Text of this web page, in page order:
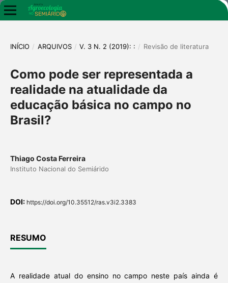
INÍCIO / ARQUIVOS / V. 3 N. 2 (2019): : / Revisão de literatura
Como pode ser representada a
realidade na atualidade da
educação básica no campo no
Brasil?
Thiago Costa Ferreira
Instituto Nacional do Semiárido
DOI: https://doi.org/10.35512/ras.v3i2.3383
RESUMO
A realidade atual do ensino no campo neste país ainda é